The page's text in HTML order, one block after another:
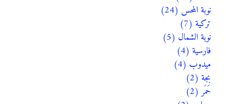
نوبة المحس (24)
تركية (7)
نوبة الشمال (5)
فارسية (4)
ميدوب (4)
بجة (2)
حَمَر (2)